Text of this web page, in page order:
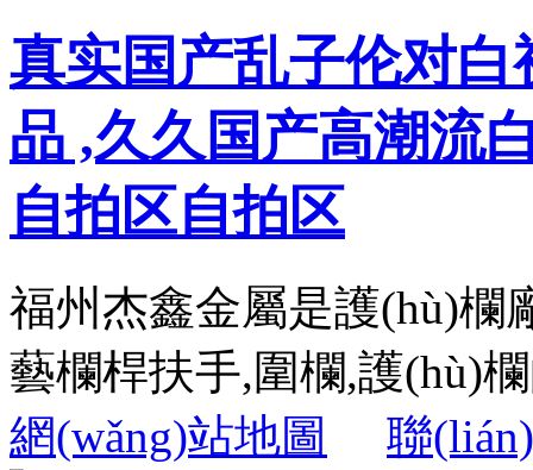
真实国产乱子伦对
品 ,久久国产高潮流
自拍区自拍区
福州杰鑫金屬是護(hù)欄
藝欄桿扶手,圍欄,護(hù)
網(wǎng)站地圖
聯